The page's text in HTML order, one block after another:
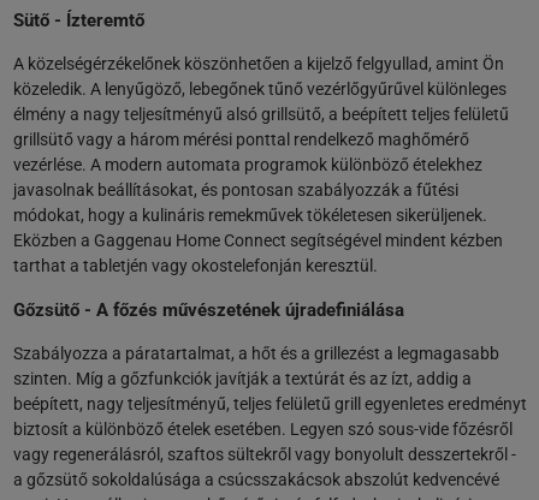
Sütő - Ízteremtő
A közelségérzékelőnek köszönhetően a kijelző felgyullad, amint Ön
közeledik. A lenyűgöző, lebegőnek tűnő vezérlőgyűrűvel különleges
élmény a nagy teljesítményű alsó grillsütő, a beépített teljes felületű
grillsütő vagy a három mérési ponttal rendelkező maghőmérő
vezérlése. A modern automata programok különböző ételekhez
javasolnak beállításokat, és pontosan szabályozzák a fűtési
módokat, hogy a kulináris remekművek tökéletesen sikerüljenek.
Eközben a Gaggenau Home Connect segítségével mindent kézben
tarthat a tabletjén vagy okostelefonján keresztül.
Gőzsütő - A főzés művészetének újradefiniálása
Szabályozza a páratartalmat, a hőt és a grillezést a legmagasabb
szinten. Míg a gőzfunkciók javítják a textúrát és az ízt, addig a
beépített, nagy teljesítményű, teljes felületű grill egyenletes eredményt
biztosít a különböző ételek esetében. Legyen szó sous-vide főzésről
vagy regenerálásról, szaftos sültekről vagy bonyolult desszertekről -
a gőzsütő sokoldalúsága a csúcsszakácsok abszolút kedvencévé